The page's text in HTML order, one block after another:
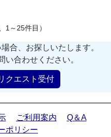
1～25件目）
合、お探しいたします。
い合わせください。
クエスト受付
ご利用案内
Q＆A
ポリシー